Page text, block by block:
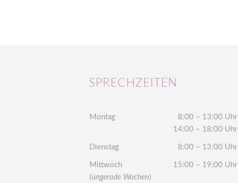
SPRECHZEITEN
Montag
8:00 – 13:00 Uhr
14:00 – 18:00 Uhr
Dienstag 8:00 – 13:00 Uhr
Mittwoch
(ungerade Wochen)
15:00 – 19:00 Uhr